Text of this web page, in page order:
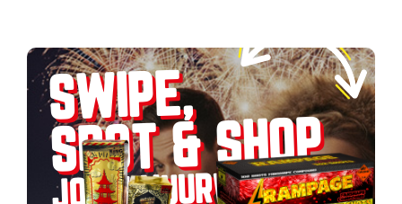
SWIPE,
SPOT & SHOP
JOUW VUURWERK